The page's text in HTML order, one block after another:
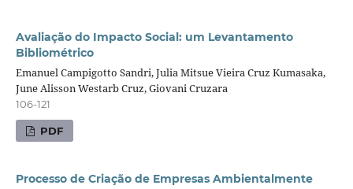
Avaliação do Impacto Social: um Levantamento
Bibliométrico
Emanuel Campigotto Sandri, Julia Mitsue Vieira Cruz Kumasaka,
June Alisson Westarb Cruz, Giovani Cruzara
106-121
PDF
Processo de Criação de Empresas Ambientalmente